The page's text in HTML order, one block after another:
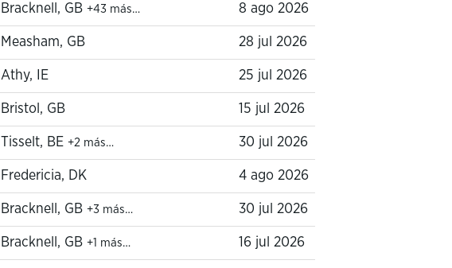
Bracknell, GB +43 más… 8 ago 2026
Measham, GB 28 jul 2026
Athy, IE 25 jul 2026
Bristol, GB 15 jul 2026
Tisselt, BE +2 más… 30 jul 2026
Fredericia, DK 4 ago 2026
Bracknell, GB +3 más… 30 jul 2026
Bracknell, GB +1 más… 16 jul 2026